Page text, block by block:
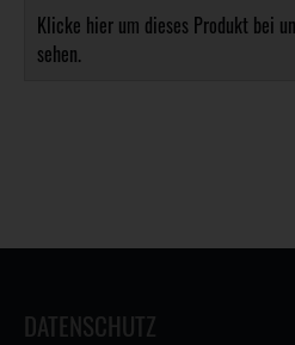
Klicke hier um dieses Produkt bei
sehen.
DATENSCHUTZ